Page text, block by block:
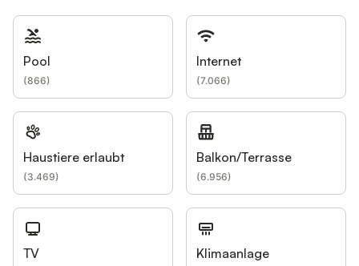
Pool
(866)
Internet
(7.066)
Haustiere erlaubt
(3.469)
Balkon/Terrasse
(6.956)
TV Klimaanlage